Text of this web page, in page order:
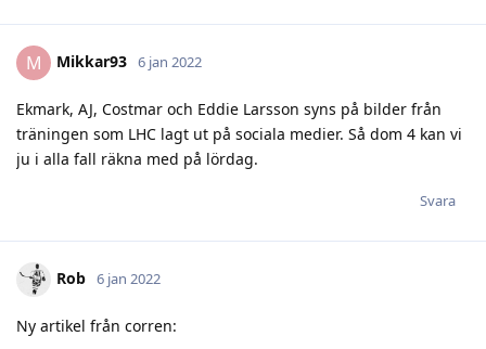
M Mikkar93 6 jan 2022
Ekmark, AJ, Costmar och Eddie Larsson syns på bilder från
träningen som LHC lagt ut på sociala medier. Så dom 4 kan vi
ju i alla fall räkna med på lördag.
Svara
Rob 6 jan 2022
Ny artikel från corren: